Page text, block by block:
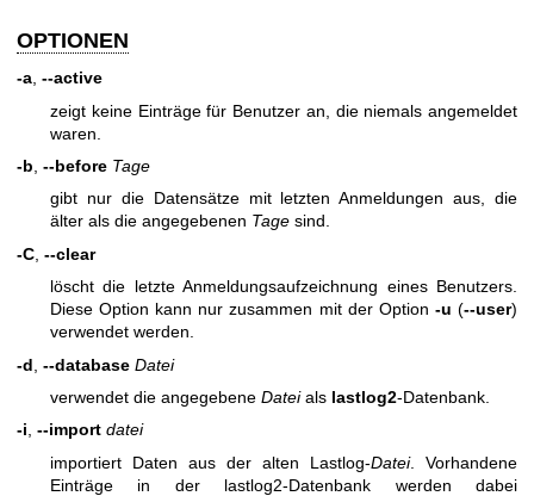
OPTIONEN
-a --active
zeigt keine Einträge für Benutzer an, die niemals angemeldet
waren.
-b --before Tage
gibt nur die Datensätze mit letzten Anmeldungen aus, die
älter als die angegebenen Tage sind.
-C --clear
löscht die letzte Anmeldungsaufzeichnung eines Benutzers.
Diese Option kann nur zusammen mit der Option -u (--user)
verwendet werden.
-d --database Datei
verwendet die angegebene Dateials lastlog2-Datenbank.
-i, --import datei
importiert Daten aus der alten Lastlog-Datei. Vorhandene
Einträge in der lastlog2-Datenbank werden dabei